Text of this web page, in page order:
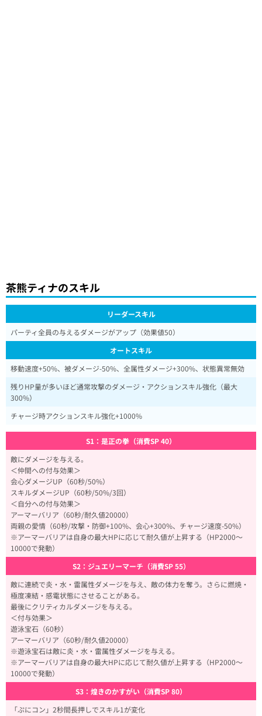
茶熊ティナのスキル
リーダースキル
パーティ全員の与えるダメージがアップ（効果値50）
オートスキル
移動速度+50%、被ダメージ-50%、全属性ダメージ+300%、状態異常無効
残りHP量が多いほど通常攻撃のダメージ・アクションスキル強化（最大
300%）
チャージ時アクションスキル強化+1000%
S1：是正の拳（消費SP 40）
敵にダメージを与える。
＜仲間への付与効果＞
会心ダメージUP（60秒/50%）
スキルダメージUP（60秒/50%/3回）
＜自分への付与効果＞
アーマーバリア（60秒/耐久値20000）
両親の愛情（60秒/攻撃・防御+100%、会心+300%、チャージ速度-50%）
※アーマーバリアは自身の最大HPに応じて耐久値が上昇する（HP2000～
10000で発動）
S2：ジュエリーマーチ（消費SP 55）
敵に連続で炎・水・雷属性ダメージを与え、敵の体力を奪う。さらに燃焼・
極度凍結・感電状態にさせることがある。
最後にクリティカルダメージを与える。
＜付与効果＞
遊泳宝石（60秒）
アーマーバリア（60秒/耐久値20000）
※遊泳宝石は敵に炎・水・雷属性ダメージを与える。
※アーマーバリアは自身の最大HPに応じて耐久値が上昇する（HP2000～
10000で発動）
S3：煌きのかすがい（消費SP 80）
「ぷにコン」2秒間長押しでスキル1が変化